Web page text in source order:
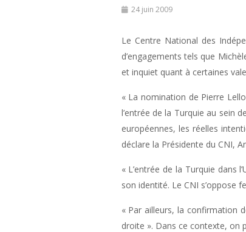
24 juin 2009
Le Centre National des
d’engagements tels que
et inquiet quant à certaines
« La nomination de Pierre
l’entrée de la Turquie au sein
européennes, les réelles
déclare la Présidente du CNI,
« L’entrée de la Turquie dans
son identité. Le CNI s’oppose
« Par ailleurs, la confirmation
droite ». Dans ce contexte, on